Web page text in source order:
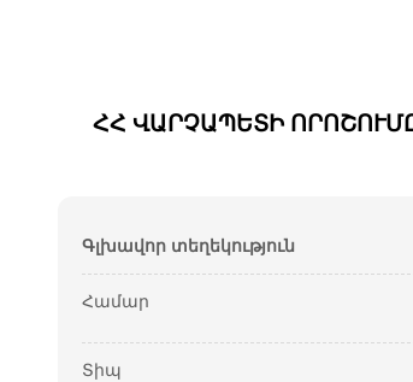
ՀՀ ՎԱՐՉԱՊԵՏԻ
Գլխավոր տեղեկություն
Համար
Տիպ